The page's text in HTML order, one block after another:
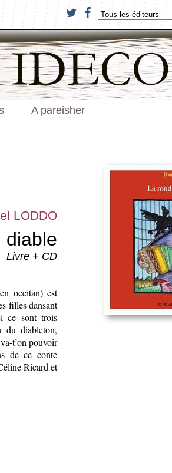
A pareisher
LODDO
diable
Livre + CD
occitan) est
filles dansant
ce sont trois
du diableton,
t’on pouvoir
de ce conte
Ricard et